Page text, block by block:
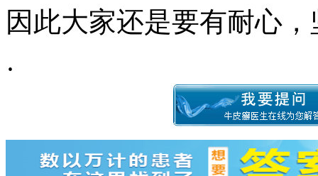
因此大家还是要有耐心
·